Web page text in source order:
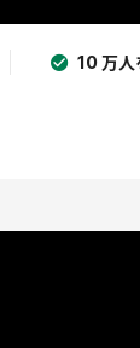
10 万人